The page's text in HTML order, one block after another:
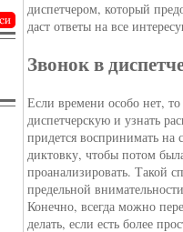
диспетчером, который
даст ответы на все
Звонок в
Если времени особо нет,
диспетчерскую и узнать
придется воспринимать на
диктовку, чтобы потом
проанализировать. Такой
предельной
Конечно, всегда можно
делать, если есть более